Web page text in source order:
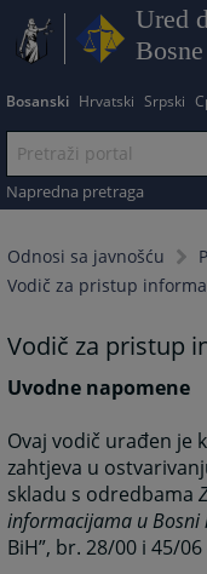
Ured
Bosanski Hrvatski Srpski
Napredna pretraga
Odnosi sa javnošću
Vodič za pristup
Vodič za pristup
Uvodne napomene
Ovaj vodič urađen je
zahtjeva u
skladu s odredbama
informacijama u Bosni
BiH”, br. 28/00 i 45/